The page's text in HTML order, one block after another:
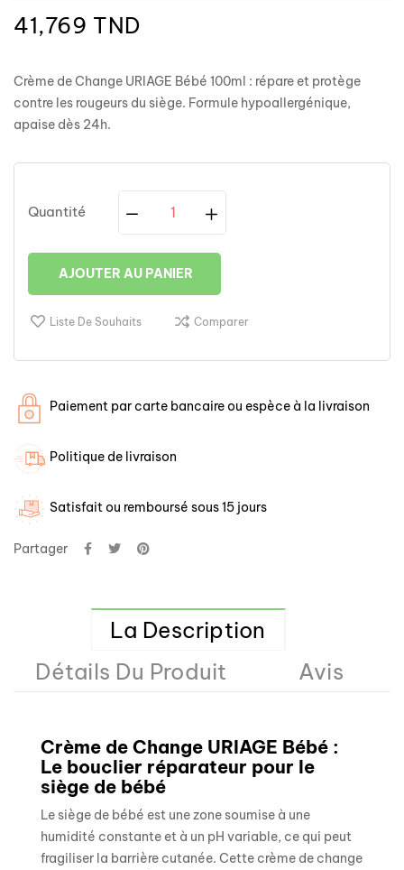
41,769 TND
Crème de Change URIAGE Bébé 100ml : répare et protège
contre les rougeurs du siège. Formule hypoallergénique,
apaise dès 24h.
Quantité
AJOUTER AU PANIER
Liste De Souhaits Comparer
Paiement par carte bancaire ou espèce à la livraison
Politique de livraison
Satisfait ou remboursé sous 15 jours
Partager
La Description
Détails Du Produit
Avis
Crème de Change URIAGE Bébé :
Le bouclier réparateur pour le
siège de bébé
Le siège de bébé est une zone soumise à une
humidité constante et à un pH variable, ce qui peut
fragiliser la barrière cutanée. Cette crème de change